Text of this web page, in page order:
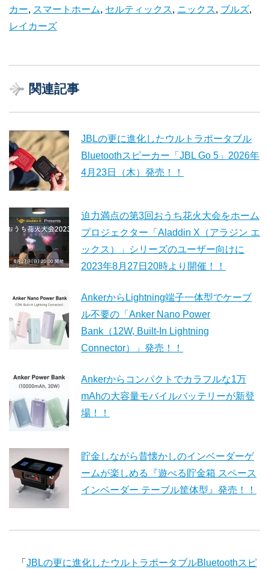
カー, スマートホーム, セルティックス, ニックス, ブルズ,
レイカーズ
関連記事
JBLの更に進化したウルトラポータブル
Bluetoothスピーカー「JBL Go 5」2026年
4月23日（木）発売！！
迫力満点の第3回おうち花火大会をホーム
プロジェクター「Aladdin X（アラジン エ
ックス）」シリーズのユーザー向けに
2023年8月27日20時より開催！！
AnkerからLightning端子一体型でケーブ
ル不要の「Anker Nano Power
Bank（12W, Built-In Lightning
Connector）」発売！！
Ankerからコンパクトでカラフルな1万
mAhの大容量モバイルバッテリーが新登
場！！
貯金しながら昔懐かしのインベーダーゲ
ームが楽しめる『遊べる貯金箱 スペース
インベーダー テーブル筐体型』発売！！
「 JBLの更に進化したウルトラポータブルBluetoothスピ